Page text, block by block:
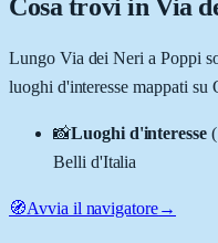
Cosa trovi in Via
Lungo Via dei Neri aPoppi
luoghi d'interesse mappati su
📸Luoghi d'interesse (
Belli d'Italia
🧭Avvia il navigatore→